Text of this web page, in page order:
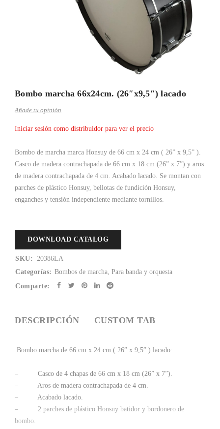
Bombo marcha 66x24cm. (26″x9,5″) lacado
Añade tu opinión
Iniciar sesión como distribuidor para ver el precio
Bombo de marcha marca Honsuy de 66 cm x 24 cm ( 26” x 9,5” )
Casco de madera contrachapada de 66 cm x 18 cm (26” x 7”) y aros
de madera contrachapada de 4 cm. Acabado lacado. Se montan con
parches de plástico Honsuy, bellotas de fundición Honsuy,
enganches y tensión independiente mediante tornillos.
DOWNLOAD CATALOG
SKU:
20386LA
Categorías: Bombos de marcha, Para banda y orquesta
Comparte:
DESCRIPCIÓN CUSTOM TAB
Bombo marcha de 66 cm x 24 cm ( 26” x 9,5” ) lacado:
– Casco de 4 chapas de 66 cm x 18 cm (26” x 7”).
– Aros de madera contrachapada de 4 cm.
– Acabado lacado.
– 2 parches de plástico Honsuy batidor y bordonero de
bombo.